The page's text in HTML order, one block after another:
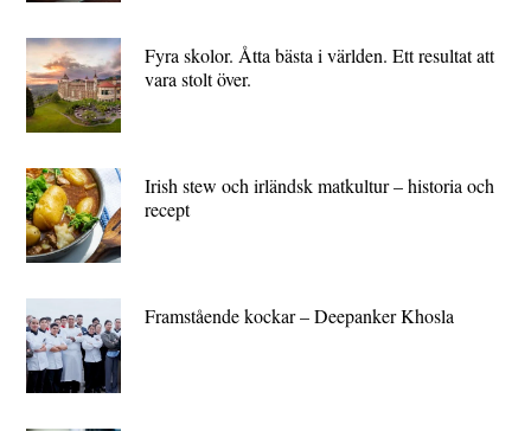
Fyra skolor. Åtta bästa i världen. Ett resultat att
vara stolt över.
Irish stew och irländsk matkultur – historia och
recept
Framstående kockar – Deepanker Khosla